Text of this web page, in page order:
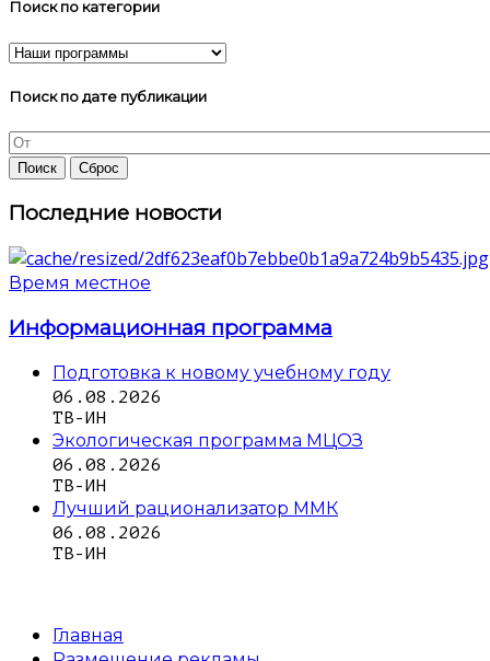
Поиск по категории
Поиск по дате публикации
Последние новости
Время местное
Информационная программа
Подготовка к новому учебному году
06.08.2026
ТВ-ИН
Экологическая программа МЦОЗ
06.08.2026
ТВ-ИН
Лучший рационализатор ММК
06.08.2026
ТВ-ИН
Главная